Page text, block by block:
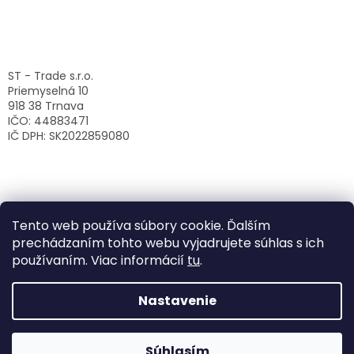
Tento web používa súbory cookie. Ďalším
prechádzaním tohto webu vyjadrujete súhlas s ich
používaním. Viac informácií tu.
Nastavenie
ST - Trade s.r.o.
Priemyselná 10
918 38 Trnava
IČO: 44883471
IČ DPH: SK2022859080
Vytvoril Shoptet